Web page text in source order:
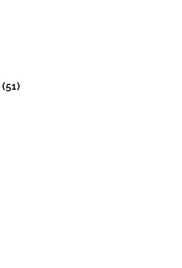
(51)